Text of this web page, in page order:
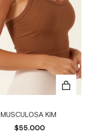
MUSCULOSA KIM
$55.000